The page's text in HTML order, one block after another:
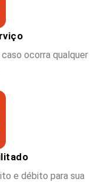
ocorra qualquer
e débito para sua